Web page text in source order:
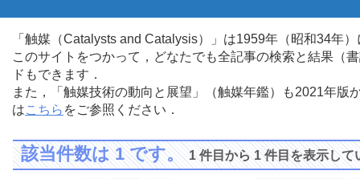
「触媒（Catalysts and Catalysis）」は1959年（昭和34年
このサイトをつかって，どなたでも全記事の検索と結果（
ドもできます．
また，「触媒技術の動向と展望」（触媒年鑑）も2021年
はこちら をご参照ください．
該当件数は 1 です。1 件目から 1 件目を表示して